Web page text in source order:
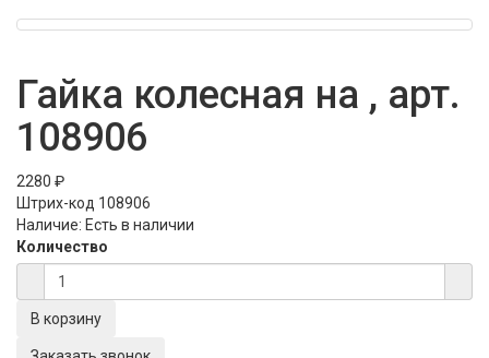
Гайка колесная на , арт.
108906
2280 ₽
Штрих-код 108906
Наличие: Есть в наличии
Количество